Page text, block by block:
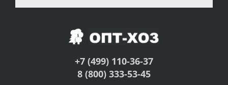
+7 (499) 110-36-37
8 (800) 333-53-45